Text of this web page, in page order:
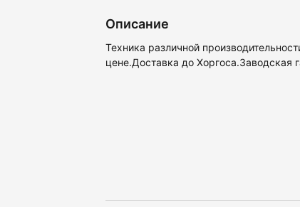
Описание
Техника различной
цене.Доставка до Хоргоса.Заводская